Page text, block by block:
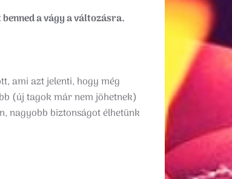
a vágy a változásra.
ami azt jelenti, hogy még
(új tagok már nem jöhetnek)
nagyobb biztonságot élhetünk